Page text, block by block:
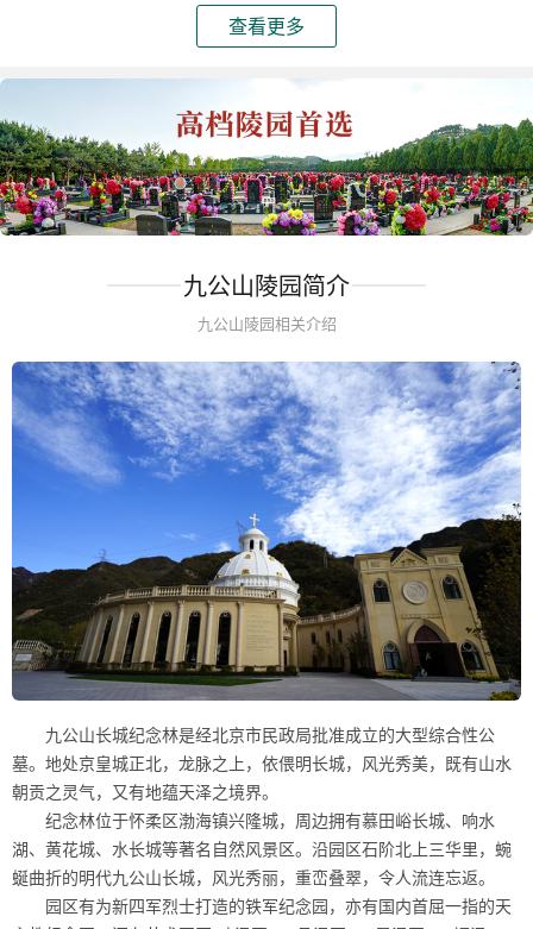
查看更多
九公山陵园简介
九公山陵园相关介绍
九公山长城纪念林是经北京市民政局批准成立的大型综合性公
墓。地处京皇城正北，龙脉之上，依偎明长城，风光秀美，既有山水
朝贡之灵气，又有地蕴天泽之境界。
纪念林位于怀柔区渤海镇兴隆城，周边拥有慕田峪长城、响水
湖、黄花城、水长城等著名自然风景区。沿园区石阶北上三华里，蜿
蜒曲折的明代九公山长城，风光秀丽，重峦叠翠，令人流连忘返。
园区有为新四军烈士打造的铁军纪念园，亦有国内首屈一指的天